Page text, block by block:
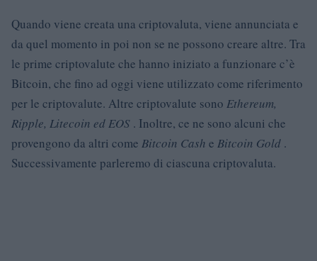
Quando viene creata una criptovaluta, viene annunciata e
da quel momento in poi non se ne possono creare altre. Tra
le prime criptovalute che hanno iniziato a funzionare c’è
Bitcoin, che fino ad oggi viene utilizzato come riferimento
per le criptovalute. Altre criptovalute sono Ethereum,
Ripple, Litecoin ed EOS . Inoltre, ce ne sono alcuni che
provengono da altri come Bitcoin Cash e Bitcoin Gold .
Successivamente parleremo di ciascuna criptovaluta.